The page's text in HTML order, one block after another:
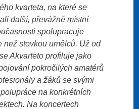
kvarteta, na které se
další, převážně místní
spolupracuje
než stovkou umělců. Už od
Akvarteto profiluje jako
pokročilých amatérů
a žáků se svými
na konkrétních
Na koncertech